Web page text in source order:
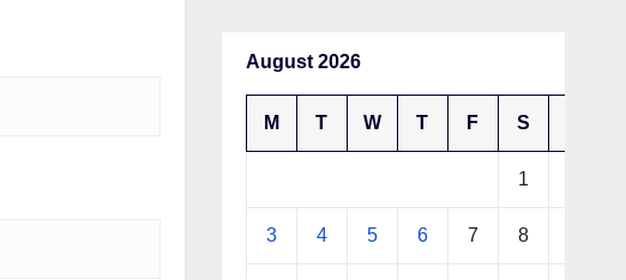
August 2026
M T W T F S
1
3 4 5 6 7 8